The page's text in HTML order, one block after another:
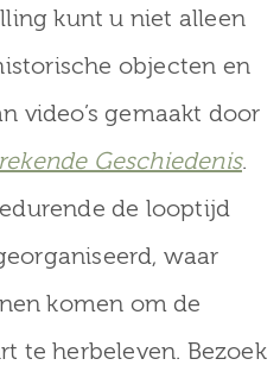
kunt u niet alleen
objecten en
video’s gemaakt door
Geschiedenis.
de looptijd
waar
komen om de
te herbeleven. Bezoek